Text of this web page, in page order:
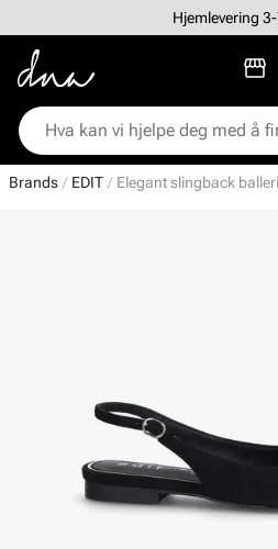
Hjemlevering
Brands EDIT Elegant slingback